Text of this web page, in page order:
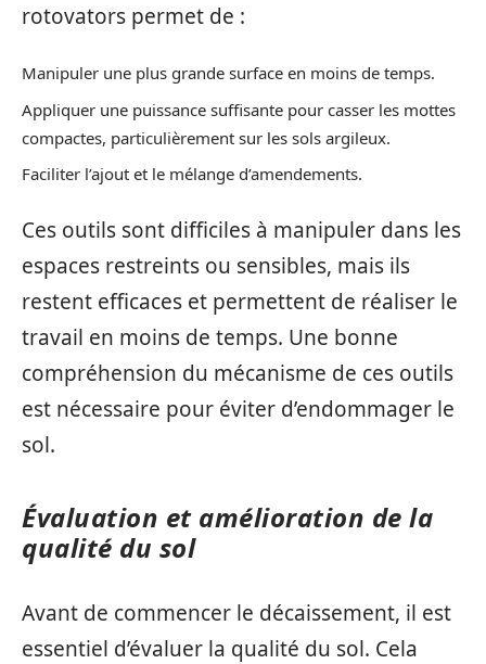
rotovators permet de :
Manipuler une plus grande surface en moins de temps.
Appliquer une puissance suffisante pour casser les mottes
compactes, particulièrement sur les sols argileux.
Faciliter l’ajout et le mélange d’amendements.
Ces outils sont difficiles à manipuler dans les
espaces restreints ou sensibles, mais ils
restent efficaces et permettent de réaliser le
travail en moins de temps. Une bonne
compréhension du mécanisme de ces outils
est nécessaire pour éviter d’endommager le
sol.
Évaluation et amélioration de la
qualité du sol
Avant de commencer le décaissement, il est
essentiel d’évaluer la qualité du sol. Cela